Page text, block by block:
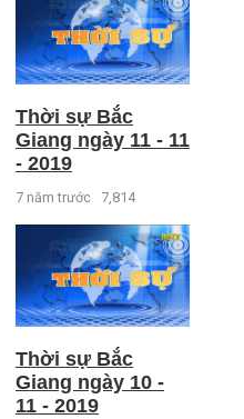
Thời sự Bắc
Giang ngày 11 - 11
- 2019
7 năm trước 7,814
Thời sự Bắc
Giang ngày 10 -
11 - 2019